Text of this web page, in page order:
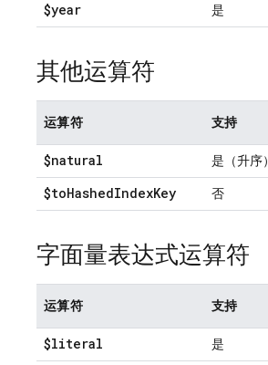
$year 是
其他运算符
运算符 支持
$natural 是（升序）
$toHashedIndexKey 否
字面量表达式运算符
运算符 支持
$literal 是